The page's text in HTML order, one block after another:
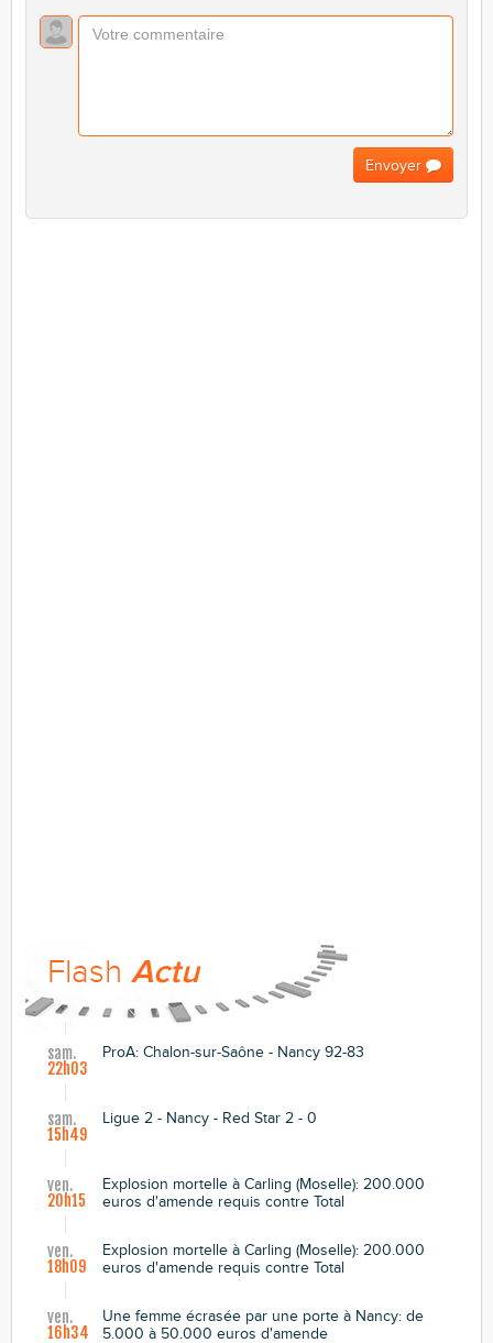
Envoyer
Flash Actu
sam.
22h03
ProA: Chalon-sur-Saône - Nancy 92-83
sam.
15h49
Ligue 2 - Nancy - Red Star 2 - 0
ven.
20h15
Explosion mortelle à Carling (Moselle): 200.000
euros d'amende requis contre Total
ven.
18h09
Explosion mortelle à Carling (Moselle): 200.000
euros d'amende requis contre Total
ven.
16h34
Une femme écrasée par une porte à Nancy: de
5.000 à 50.000 euros d'amende